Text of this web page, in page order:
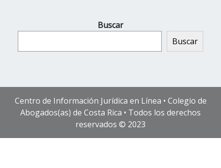
Buscar
Buscar
Centro de Información Jurídica en Línea • Colegio de
Abogados(as) de Costa Rica • Todos los derechos
reservados © 2023